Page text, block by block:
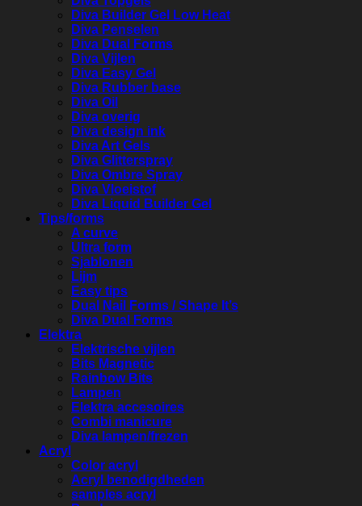
Diva Builder Gel Low Heat
Diva Penselen
Diva Dual Forms
Diva Vijlen
Diva Easy Gel
Diva Rubber base
Diva Oil
Diva overig
Diva design ink
Diva Art Gels
Diva Glitterspray
Diva Ombre Spray
Diva Vloeistof
Diva Liquid Builder Gel
Tips/forms
A curve
Ultra form
Sjablonen
Lijm
Easy tips
Dual Nail Forms / Shape It’s
Diva Dual Forms
Elektra
Elektrische vijlen
Bits Magnetic
Rainbow Bits
Lampen
Elektra accesoires
Combi manicure
Diva lampen/frezen
Acryl
Color acryl
Acryl benodigdheden
samples acryl